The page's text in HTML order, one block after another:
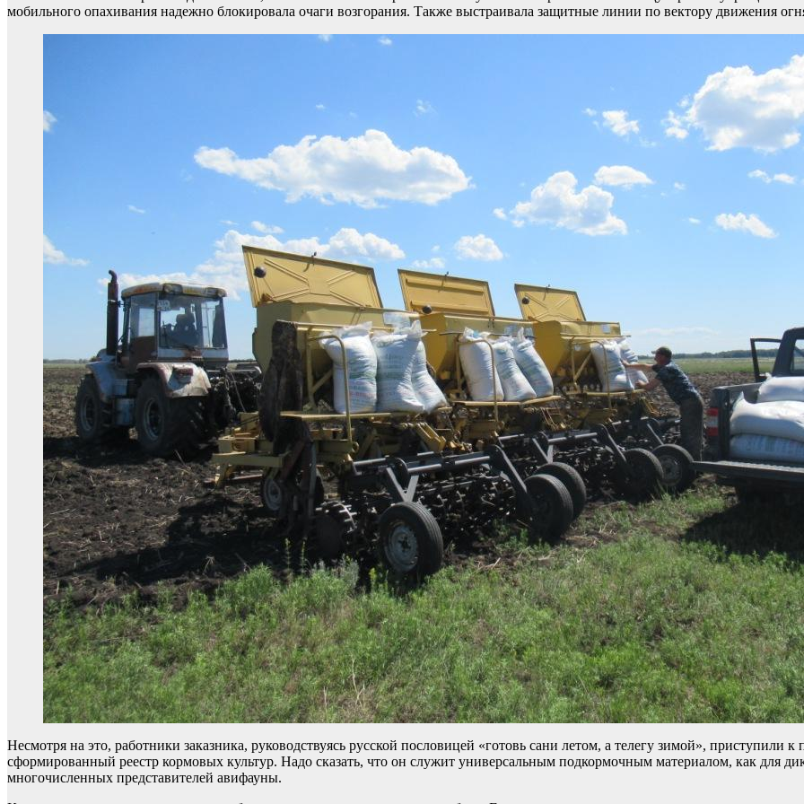
мобильного опахивания надежно блокировала очаги возгорания. Также выстраивала защитные линии по вектору движения
Несмотря на это, работники заказника, руководствуясь русской пословицей «готовь сани летом, а телегу зимой», приступили
сформированный реестр кормовых культур. Надо сказать, что он служит универсальным подкормочным материалом, как для
многочисленных представителей авифауны.